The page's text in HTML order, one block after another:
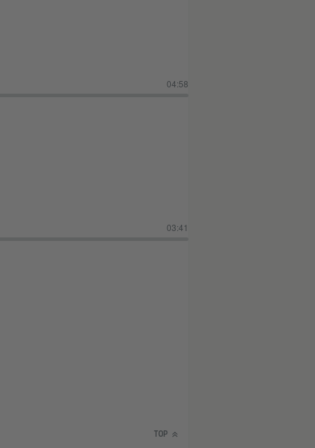
04:58
03:41
TOP